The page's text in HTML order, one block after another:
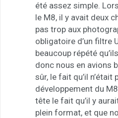
été assez simple.
le M8, il y avait deux
pas trop aux
obligatoire d’un filtre
beaucoup répété
donc nous en avions
sûr, le fait qu’il
développement du
tête le fait qu’il y
plein format, et que